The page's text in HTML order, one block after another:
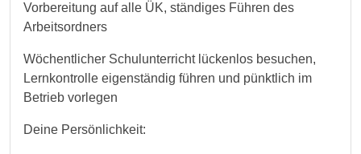
Vorbereitung auf alle ÜK, ständiges Führen des
Arbeitsordners
Wöchentlicher Schulunterricht lückenlos besuchen,
Lernkontrolle eigenständig führen und pünktlich im
Betrieb vorlegen
Deine Persönlichkeit: